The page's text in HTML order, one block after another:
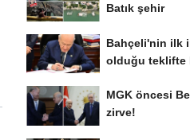
Batık şehir
Bahçeli'nin ilk
olduğu teklifte
MGK öncesi
zirve!